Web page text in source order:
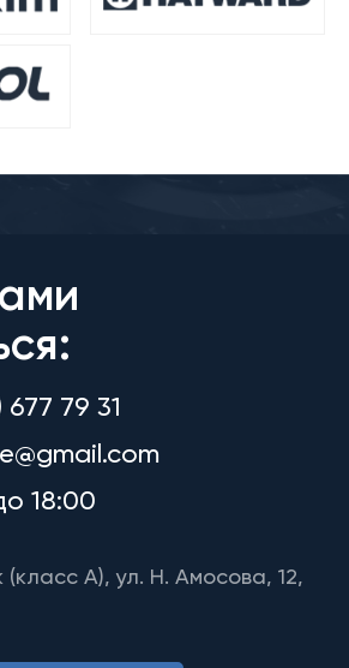
79 31
18:00
(класс A), ул. Н. Амосова, 12,